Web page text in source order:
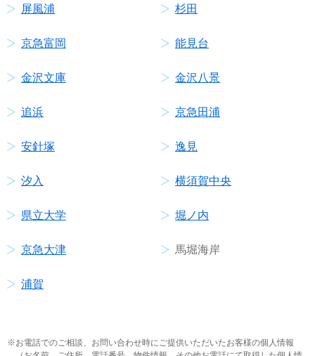
屏風浦 杉田
京急富岡 能見台
金沢文庫 金沢八景
追浜 京急田浦
安針塚 逸見
汐入 横須賀中央
県立大学 堀ノ内
京急大津 馬堀海岸
浦賀
お電話でのご相談、お問い合わせ時にご提供いただいたお客様の個人情報